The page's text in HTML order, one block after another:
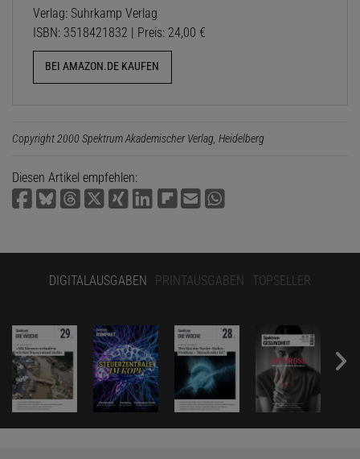
Verlag: Suhrkamp Verlag
ISBN: 3518421832 | Preis: 24,00 €
BEI AMAZON.DE KAUFEN
Copyright 2000 Spektrum Akademischer Verlag, Heidelberg
Diesen Artikel empfehlen:
DIGITALAUSGABEN PRINTAUSGABEN TOPSELLER